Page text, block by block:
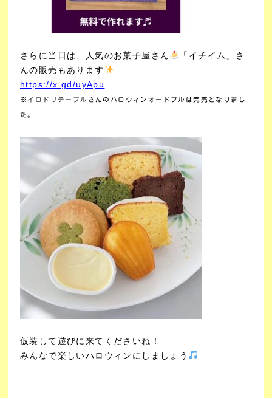
さらに当日は、人気のお菓子屋さん 「イチイム」さ
んの販売もあります
https://x.gd/uyApu
※ イロドリテーブル さんのハロウィンオードブルは完売となりまし
た。
仮装して遊びに来てくださいね！
みんなで楽しいハロウィンにしましょう